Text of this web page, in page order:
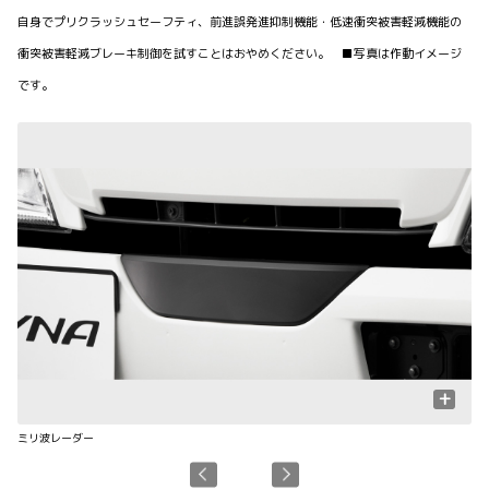
自身でプリクラッシュセーフティ、前進誤発進抑制機能・低速衝突被害軽減機能の
衝突被害軽減ブレーキ制御を試すことはおやめください。 ■写真は作動イメージ
です。
+
ミリ波レーダー